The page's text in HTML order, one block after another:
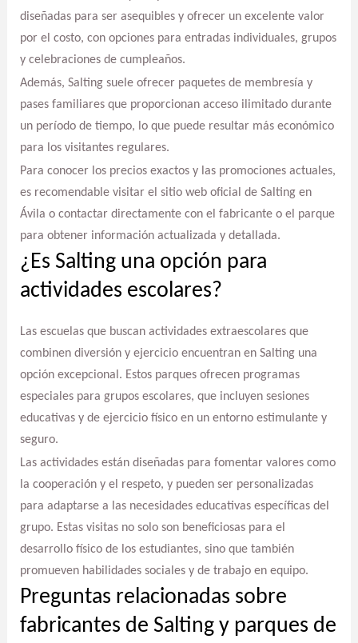
diseñadas para ser asequibles y ofrecer un excelente valor
por el costo, con opciones para entradas individuales, grupos
y celebraciones de cumpleaños.
Además, Salting suele ofrecer paquetes de membresía y
pases familiares que proporcionan acceso ilimitado durante
un período de tiempo, lo que puede resultar más económico
para los visitantes regulares.
Para conocer los precios exactos y las promociones actuales,
es recomendable visitar el sitio web oficial de Salting en
Ávila o contactar directamente con el fabricante o el parque
para obtener información actualizada y detallada.
¿Es Salting una opción para
actividades escolares?
Las escuelas que buscan actividades extraescolares que
combinen diversión y ejercicio encuentran en Salting una
opción excepcional. Estos parques ofrecen programas
especiales para grupos escolares, que incluyen sesiones
educativas y de ejercicio físico en un entorno estimulante y
seguro.
Las actividades están diseñadas para fomentar valores como
la cooperación y el respeto, y pueden ser personalizadas
para adaptarse a las necesidades educativas específicas del
grupo. Estas visitas no solo son beneficiosas para el
desarrollo físico de los estudiantes, sino que también
promueven habilidades sociales y de trabajo en equipo.
Preguntas relacionadas sobre
fabricantes de Salting y parques de